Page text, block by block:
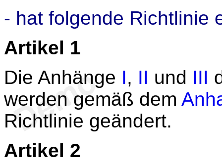
- hat folgende Richtlinie
Artikel 1
Die Anhänge I, II und III
werden gemäß dem
Richtlinie geändert.
Artikel 2